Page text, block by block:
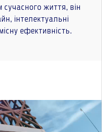
сучасного життя, він
інтелектуальні
ефективність.